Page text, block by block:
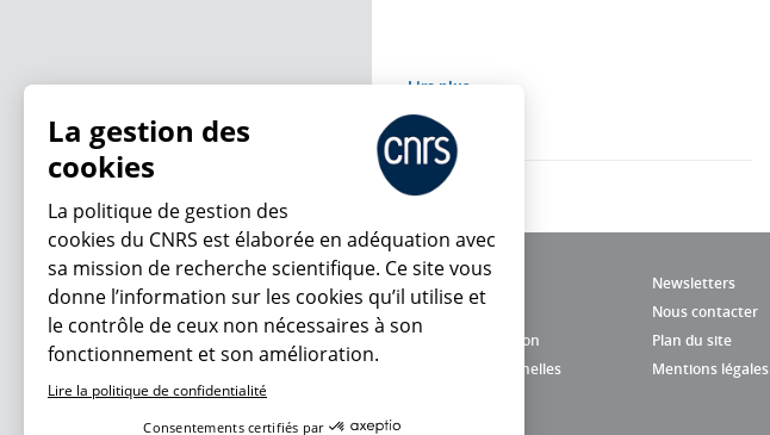
Lire plus
Newsletters
Nous contacter
Charte d'utilisation
Plan du site
Données personnelles
Mentions légales
En ce moment
La gestion des
cookies
La politique de gestion des
cookies du CNRS est élaborée en adéquation avec
sa mission de recherche scientifique. Ce site vous
donne l’information sur les cookies qu’il utilise et
le contrôle de ceux non nécessaires à son
fonctionnement et son amélioration.
Lire la politique de confidentialité
Consentements certifiés par